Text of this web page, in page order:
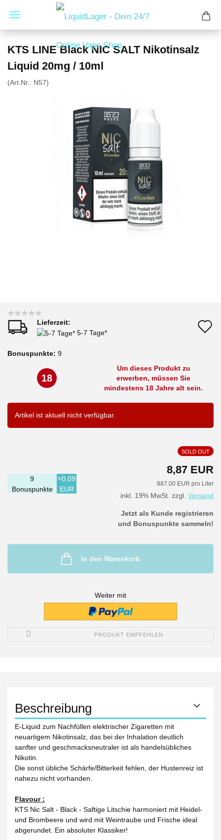
KTS LINE Black NIC SALT Nikotinsalz
Liquid 20mg / 10ml
(Art.Nr.: N57)
Lieferzeit:
5-7 Tage*
Bonuspunkte: 9
18
Um dieses Produkt zu
erwerben, müssen Sie
mindestens 18 Jahre alt sein.
Artikel ist aktuell nicht verfügbar.
SOLD OUT
8,87 EUR
887,00 EUR pro Liter
inkl. 19% MwSt. zzgl. Versand
9
Bonuspunkte
≈0,09
EUR
Jetzt als Kunde registrieren
und Bonuspunkte sammeln!
In den Warenkorb
Weiter mit
PRODUKT EMPFEHLEN
Beschreibung
E-Liquid zum Nachfüllen elektrischer Zigaretten mit
neuartigem Nikotinsalz, das bei der Inhalation deutlich
sanfter und geschmacksneutraler ist als handelsübliches
Nikotin.
Die sonst übliche Schärfe/Bitterkeit fehlen, der Hustenreiz ist
nahezu nicht vorhanden.
Flavour :
KTS Nic Salt - Black - Saftige Litschie harmoniert mit Heidel-
und Brombeere und wird mit Weintraube und Frische ideal
abgerundet. Ein absoluter Klassiker!